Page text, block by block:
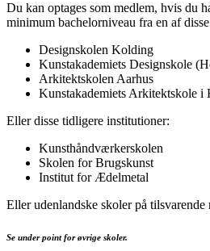
Du kan optages som medlem, hvis du
minimum bachelorniveau fra en af
Designskolen Kolding
Kunstakademiets Designskole
Arkitektskolen Aarhus
Kunstakademiets Arkitektskole i
Eller disse tidligere institutioner:
Kunsthåndværkerskolen
Skolen for Brugskunst
Institut for Ædelmetal
Eller udenlandske skoler på tilsvarende
Se under point for øvrige skoler.